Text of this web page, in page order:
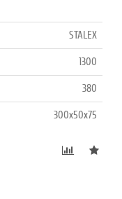
STALEX
1300
380
300x50x75